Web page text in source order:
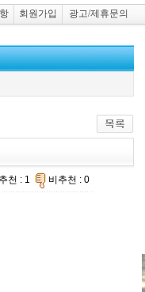
회원가입 광고/제휴문의
추천 : 1 비추천 : 0